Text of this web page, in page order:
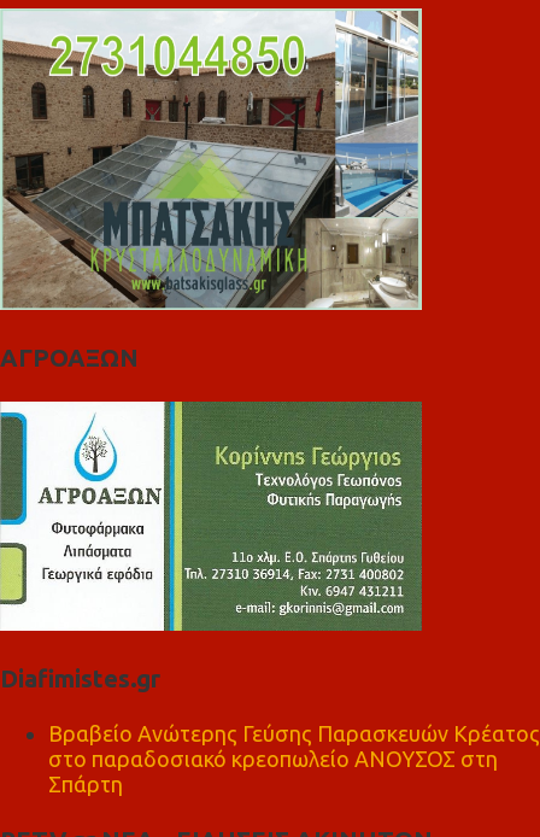
ΑΓΡΟΑΞΩΝ
Diafimistes.gr
Βραβείο Ανώτερης Γεύσης Παρασκευών Κρέατος
στο παραδοσιακό κρεοπωλείο ΑΝΟΥΣΟΣ στη
Σπάρτη